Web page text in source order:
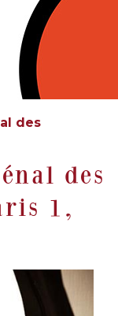
des
des
1,